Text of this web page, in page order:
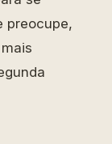
preocupe,